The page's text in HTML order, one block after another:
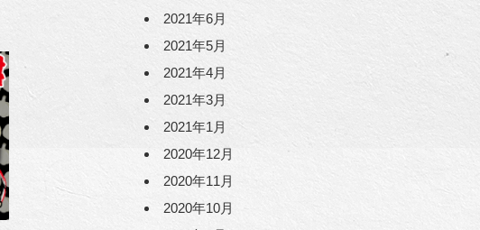
2021年6月
2021年5月
2021年4月
2021年3月
2021年1月
2020年12月
2020年11月
2020年10月